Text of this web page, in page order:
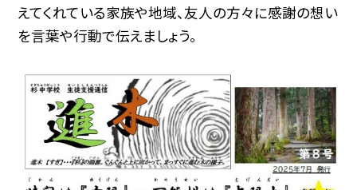
えてくれている家族や地域、友人の方々に感謝の想い
を言葉や行動で伝えましょう。